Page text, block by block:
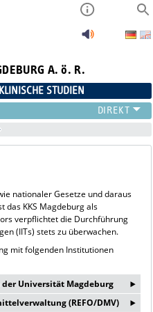
A. ö. R.
STUDIEN
nationaler Gesetze und daraus
das KKS Magdeburg als
verpflichtet die Durchführung
(IITs) stets zu überwachen.
mit folgenden Institutionen
Universität Magdeburg
‣
(REFO/DMV) ‣